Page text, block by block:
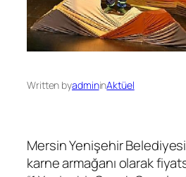
Written byadmininAktüel
Mersin Yenişehir
karne armağanı olarak